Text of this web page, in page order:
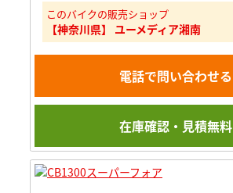
このバイクの販売ショップ
【神奈川県】 ユーメディア湘南
電話で問い合わせる
在庫確認・見積無料